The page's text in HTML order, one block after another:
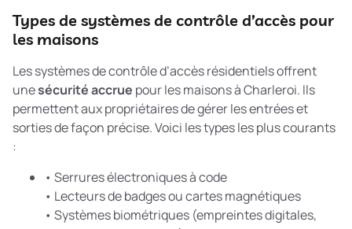
Types de systèmes de contrôle d’accès pour
les maisons
Les systèmes de contrôle d’accès résidentiels offrent
unesécurité accrue pour les maisons à Charleroi. Ils
permettent aux propriétaires de gérer les entrées et
sorties de façon précise. Voici les types les plus courants
:
• Serrures électroniques à code
• Lecteurs de badges ou cartes magnétiques
• Systèmes biométriques (empreintes digitales,